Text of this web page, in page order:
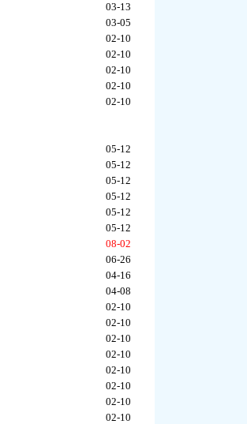
03-13
03-05
02-10
02-10
02-10
02-10
02-10
05-12
05-12
05-12
05-12
05-12
05-12
08-02
06-26
04-16
04-08
02-10
02-10
02-10
02-10
02-10
02-10
02-10
02-10